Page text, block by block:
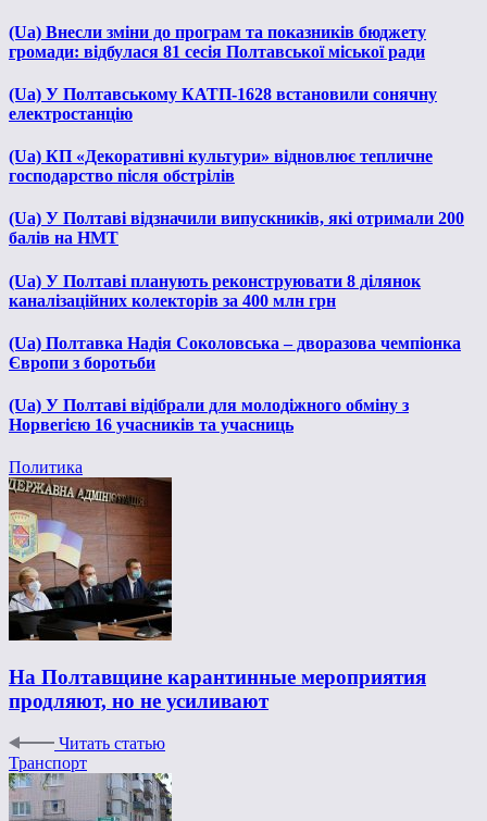
(Ua) Внесли зміни до програм та показників бюджету
громади: відбулася 81 сесія Полтавської міської ради
(Ua) У Полтавському КАТП-1628 встановили сонячну
електростанцію
(Ua) КП «Декоративні культури» відновлює тепличне
господарство після обстрілів
(Ua) У Полтаві відзначили випускників, які отримали 200
балів на НМТ
(Ua) У Полтаві планують реконструювати 8 ділянок
каналізаційних колекторів за 400 млн грн
(Ua) Полтавка Надія Соколовська – дворазова чемпіонка
Європи з боротьби
(Ua) У Полтаві відібрали для молодіжного обміну з
Норвегією 16 учасників та учасниць
Политика
На Полтавщине карантинные мероприятия
продляют, но не усиливают
Читать статью
Транспорт